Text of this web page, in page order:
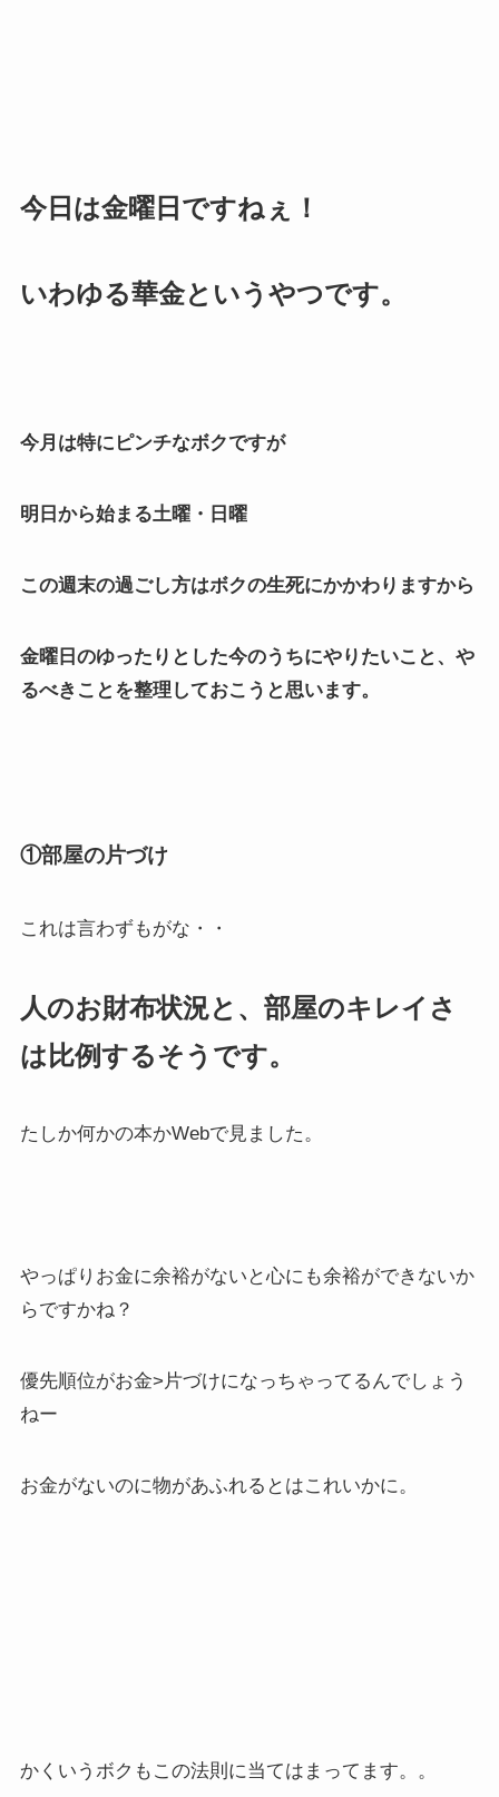
今日は金曜日ですねぇ！
いわゆる華金というやつです。
今月は特にピンチなボクですが
明日から始まる土曜・日曜
この週末の過ごし方はボクの生死にかかわりますから
金曜日のゆったりとした今のうちにやりたいこと、や
るべきことを整理しておこうと思います。
①部屋の片づけ
これは言わずもがな・・
人のお財布状況と、部屋のキレイさ
は比例するそうです。
たしか何かの本かWebで見ました。
やっぱりお金に余裕がないと心にも余裕ができないか
らですかね？
優先順位がお金>片づけになっちゃってるんでしょう
ねー
お金がないのに物があふれるとはこれいかに。
かくいうボクもこの法則に当てはまってます。。